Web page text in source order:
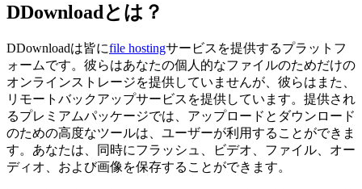
DDownloadとは？
DDownloadは皆にfile hostingサービスを提供するプラットフ
ォームです。彼らはあなたの個人的なファイルのためだけの
オンラインストレージを提供していませんが、彼らはまた、
リモートバックアップサービスを提供しています。提供され
るプレミアムパッケージでは、アップロードとダウンロード
のための高度なツールは、ユーザーが利用することができま
す。あなたは、同時にフラッシュ、ビデオ、ファイル、オー
ディオ、および画像を保存することができます。